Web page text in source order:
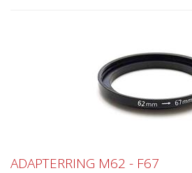
ADAPTERRING M62 - F67